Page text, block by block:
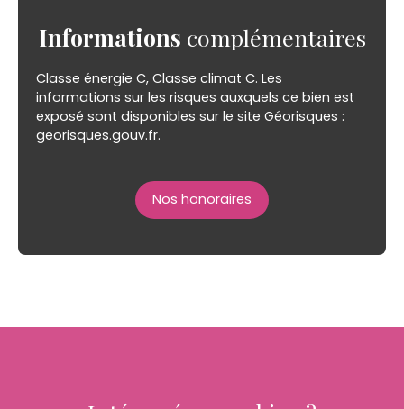
Informations complémentaires
Classe énergie C, Classe climat C. Les
informations sur les risques auxquels ce bien est
exposé sont disponibles sur le site Géorisques :
georisques.gouv.fr.
Nos honoraires